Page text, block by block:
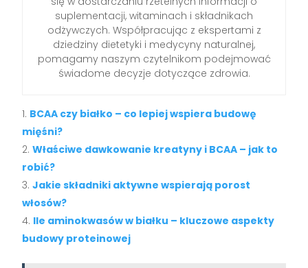
suplementacji, witaminach i składnikach
odżywczych. Współpracując z ekspertami z
dziedziny dietetyki i medycyny naturalnej,
pomagamy naszym czytelnikom podejmować
świadome decyzje dotyczące zdrowia.
BCAA czy białko – co lepiej wspiera budowę
mięśni?
Właściwe dawkowanie kreatyny i BCAA – jak to
robić?
Jakie składniki aktywne wspierają porost
włosów?
Ile aminokwasów w białku – kluczowe aspekty
budowy proteinowej